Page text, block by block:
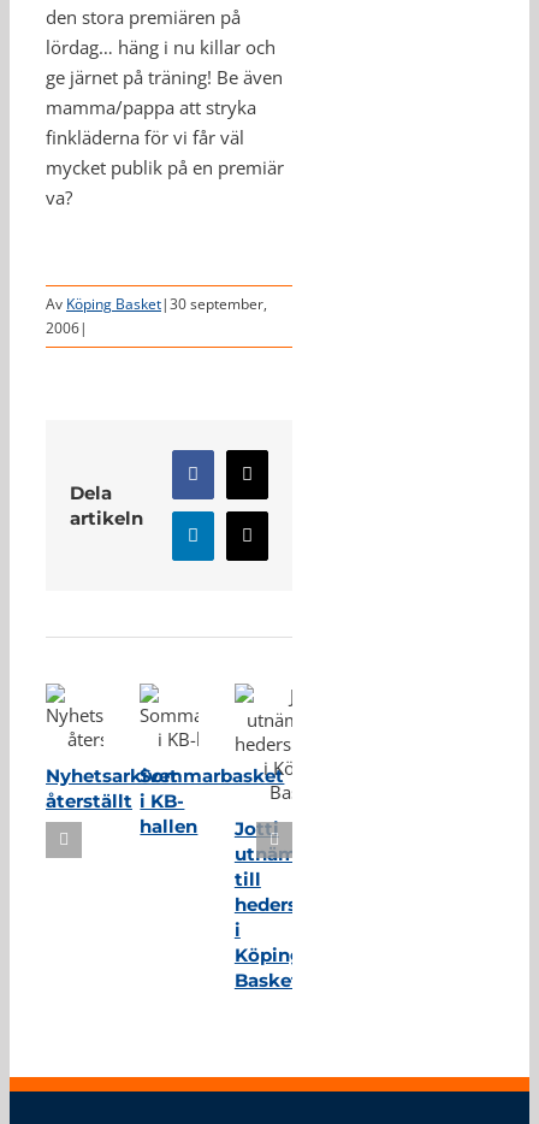
den stora premiären på
lördag… häng i nu killar och
ge järnet på träning! Be även
mamma/pappa att stryka
finkläderna för vi får väl
mycket publik på en premiär
va?
Av Köping Basket|30 september,
2006|
Dela
artikeln
Facebook
X
LinkedInE-
post
Nyhetsarkivet
återställt
Sommarbasket
i KB-
hallen
Jotti
utnämnd
till
hedersmedlem
i
Köping
Basket